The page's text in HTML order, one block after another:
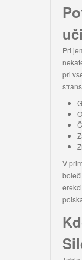
Pri
pri
V